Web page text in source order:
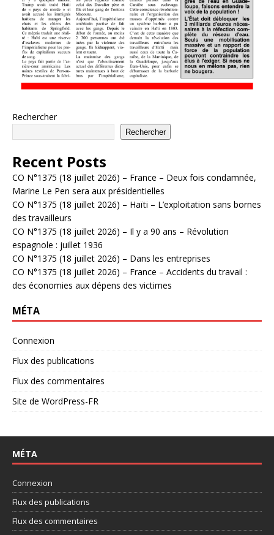
Rechercher
Rechercher
Recent Posts
CO N°1375 (18 juillet 2026) – France – Deux fois condamnée,
Marine Le Pen sera aux présidentielles
CO N°1375 (18 juillet 2026) – Haïti – L’exploitation sans bornes
des travailleurs
CO N°1375 (18 juillet 2026) – Il y a 90 ans – Révolution
espagnole : juillet 1936
CO N°1375 (18 juillet 2026) – Dans les entreprises
CO N°1375 (18 juillet 2026) – France – Accidents du travail :
des économies aux dépens des victimes
MÉTA
Connexion
Flux des publications
Flux des commentaires
Site de WordPress-FR
MÉTA
Connexion
Flux des publications
Flux des commentaires